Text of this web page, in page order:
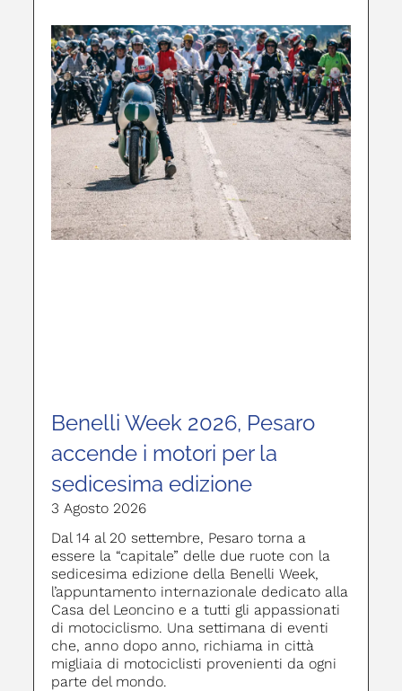
Benelli Week 2026, Pesaro
accende i motori per la
sedicesima edizione
3 Agosto 2026
Dal 14 al 20 settembre, Pesaro torna a
essere la “capitale” delle due ruote con la
sedicesima edizione della Benelli Week,
l’appuntamento internazionale dedicato alla
Casa del Leoncino e a tutti gli appassionati
di motociclismo. Una settimana di eventi
che, anno dopo anno, richiama in città
migliaia di motociclisti provenienti da ogni
parte del mondo.